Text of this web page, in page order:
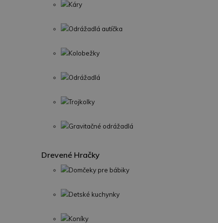
Káry
Odrážadlá autíčka
Kolobežky
Odrážadlá
Trojkolky
Gravitačné odrážadlá
Drevené Hračky
Domčeky pre bábiky
Detské kuchynky
Koníky